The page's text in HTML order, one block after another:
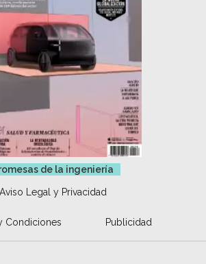
de la ingeniería
Aviso Legal y Privacidad
Condiciones Publicidad